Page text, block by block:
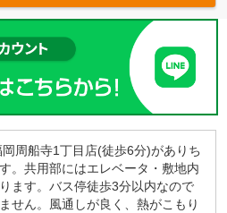
周船寺1丁目店(徒歩6分)がありち
。共用部にはエレベータ・敷地内
ます。バス停徒歩3分以内なので
せん。風通しが良く、熱がこもり